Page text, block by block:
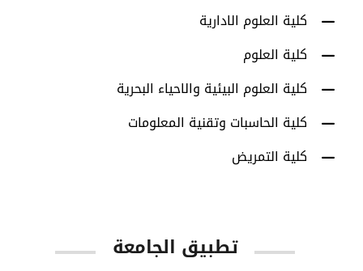
كلية العلوم الادارية
كلية العلوم
كلية العلوم البيئية والاحياء البحرية
كلية الحاسبات وتقنية المعلومات
كلية التمريض
تطبيق الجامعة